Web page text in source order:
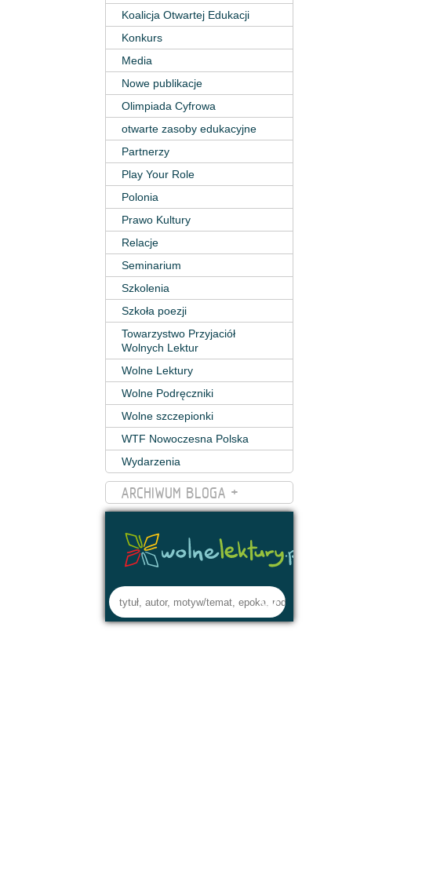
Koalicja Otwartej Edukacji
Konkurs
Media
Nowe publikacje
Olimpiada Cyfrowa
otwarte zasoby edukacyjne
Partnerzy
Play Your Role
Polonia
Prawo Kultury
Relacje
Seminarium
Szkolenia
Szkoła poezji
Towarzystwo Przyjaciół
Wolnych Lektur
Wolne Lektury
Wolne Podręczniki
Wolne szczepionki
WTF Nowoczesna Polska
Wydarzenia
ARCHIWUM BLOGA +